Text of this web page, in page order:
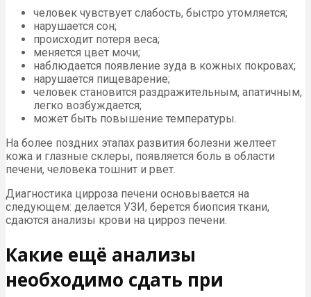
человек чувствует слабость, быстро утомляется;
нарушается сон;
происходит потеря веса;
меняется цвет мочи;
наблюдается появление зуда в кожных покровах;
нарушается пищеварение;
человек становится раздражительным, апатичным,
легко возбуждается;
может быть повышение температуры.
На более поздних этапах развития болезни желтеет
кожа и глазные склеры, появляется боль в области
печени, человека тошнит и рвет.
Диагностика цирроза печени основывается на
следующем: делается УЗИ, берется биопсия ткани,
сдаются анализы крови на цирроз печени.
Какие ещё анализы
необходимо сдать при